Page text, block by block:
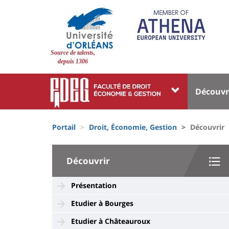
Site
Source de talents,
depuis 1306
Université
Block
liste
des
composantes
Menu
d'Ariane
Portail Droit, Économie, Gestion Découvrir
University
Sidebar
Découvrir
Présentation
Etudier à Bourges
Etudier à Châteauroux